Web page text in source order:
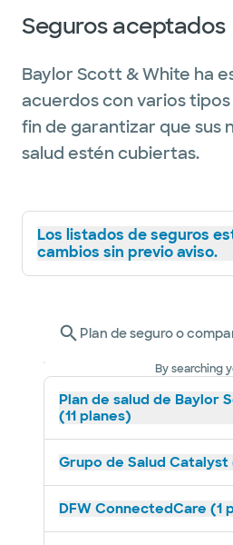
Seguros aceptados
Baylor Scott & White ha
acuerdos con varios
fin de garantizar que sus
salud estén cubiertas.
Los listados de seguros
cambios sin previo aviso.
Plan de seguro o
By searching
Plan de salud de Baylor
(11 planes)
Grupo de Salud Catalyst
DFW ConnectedCare (1